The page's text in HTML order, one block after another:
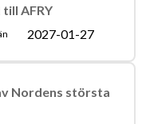
AFRY
2027-01-27
Nordens största